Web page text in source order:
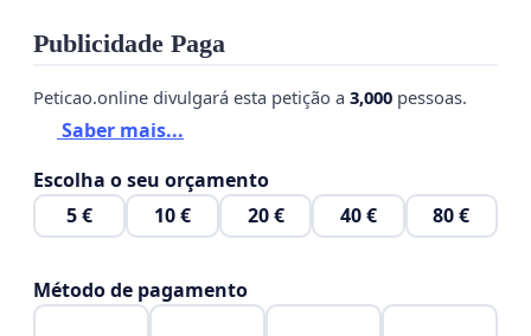
Publicidade Paga
Peticao.online divulgará esta petição a 3,000 pessoas.
Saber mais...
Escolha o seu orçamento
5 €
10 € 20 € 40 € 80 €
Método de pagamento